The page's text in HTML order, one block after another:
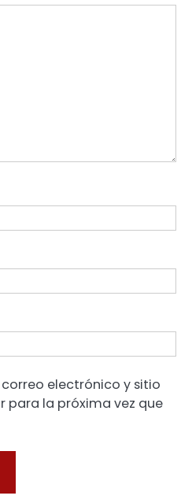
electrónico y sitio
para la próxima vez que